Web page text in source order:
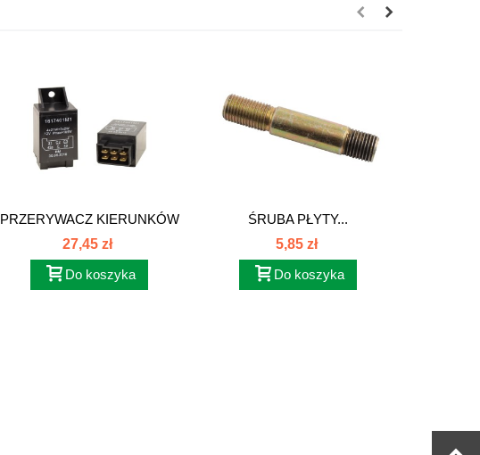
PRZERYWACZ KIERUNKÓW
MF 1617401m1
27,45 zł
Do koszyka
ŚRUBA PŁYTY...
5,85 zł
Do koszyka